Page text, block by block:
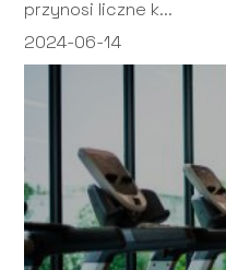
przynosi liczne k...
2024-06-14